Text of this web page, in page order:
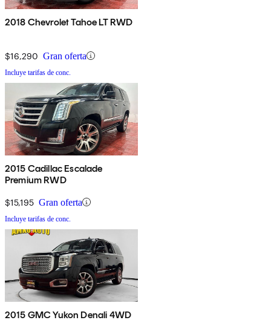
2018 Chevrolet Tahoe LT RWD
$16,290 Gran oferta
Incluye tarifas de conc.
2015 Cadillac Escalade
Premium RWD
$15,195 Gran oferta
Incluye tarifas de conc.
2015 GMC Yukon Denali 4WD